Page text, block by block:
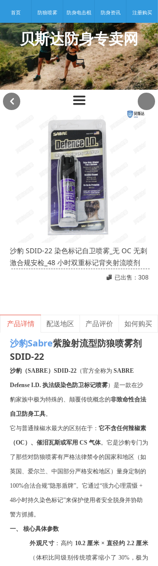
贝斯达防身专卖网
首页 防狼喷雾 防身电击棍 防身资讯 注册购买
넡
沙豹 SDID-22 染色标记自卫喷雾_无 OC 无刺
激合规安检_48 小时双重标记背夹射流喷剂
产品详情 配送地区 产品评价 如何购买
沙豹Sabre紫脸射流型防狼喷雾剂
SDID-22
沙豹（SABRE）SDID-22 （官方全称为 SABRE
Defense I.D. 执法级染色防卫标记喷雾）是一款在沙
豹家族中极为特殊的、颠覆传统概念的非致命性合法
自卫防身工具。
它与普通辣椒水最大的区别在于： 它不含任何辣椒素
（OC）、催泪瓦斯或军用 CS 气体。它是沙豹专门为
了那些对防狼喷雾有严格法律禁令的国家和地区（如
英国、爱尔兰、中国部分严格安检地区）量身定制的
100%合法合规“隐形盾牌”。它通过“强力心理震慑 +
48小时持久染色标记”来保护使用者安全脱身并协助
警方抓捕。
一、 核心具体参数
外观尺寸 ：高约 10.2 厘米 × 直径约 2.2 厘米
（体积比同级别传统喷雾缩小了 30%，极为
낒
뀂 已出售： 308
끀